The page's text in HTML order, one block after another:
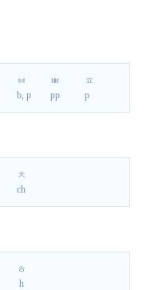
ㅂ
b, p
ㅃ
pp
ㅍ
p
ㅊ
ch
ㅎ
h